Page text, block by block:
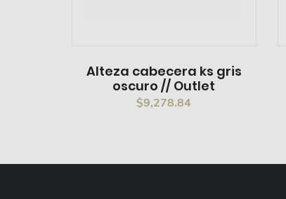
Alteza cabecera ks gris
oscuro // Outlet
$9,278.84